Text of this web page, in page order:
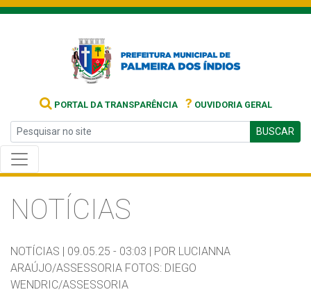
PORTAL DA TRANSPARÊNCIA ? OUVIDORIA GERAL
BUSCAR
NOTÍCIAS
NOTÍCIAS | 09.05.25 - 03:03 | POR LUCIANNA
ARAÚJO/ASSESSORIA FOTOS: DIEGO
WENDRIC/ASSESSORIA